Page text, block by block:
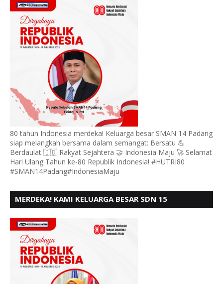
80 tahun Indonesia merdeka! Keluarga besar SMAN 14 Padang
siap melangkah bersama dalam semangat: Bersatu 💪
Berdaulat 🇮🇩 Rakyat Sejahtera 🤝 Indonesia Maju 🚀 Selamat
Hari Ulang Tahun ke-80 Republik Indonesia! #HUTRI80
#SMAN14Padang#IndonesiaMaju
MERDEKA! KAMI KELUARGA BESAR SDN 15